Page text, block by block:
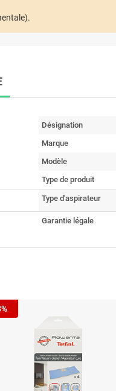
Désignation
Marque
Modèle
Type de produit
Type d'aspirateur
Garantie légale